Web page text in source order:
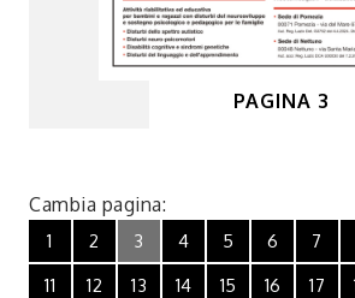
PAGINA 3
Cambia pagina:
1 2 3 4 5 6 7
11
12 13 14 15 16 17